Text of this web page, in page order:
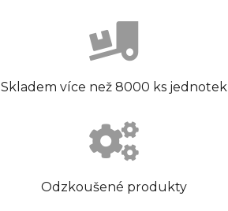
Skladem více než 8000 ks jednotek
Odzkoušené produkty